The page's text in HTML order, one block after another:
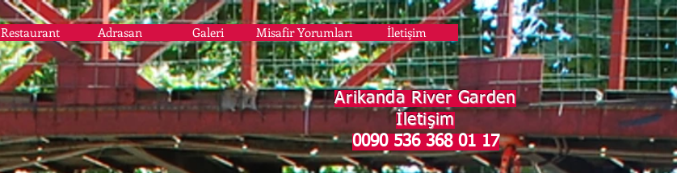
Restaurant Adrasan Galeri Misafir Yorumları İletişim
Arikanda River Garden
İletişim
0090 536 368 01 17